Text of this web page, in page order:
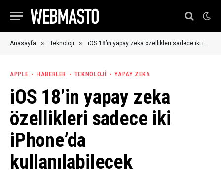
Anasayfa » Teknoloji » iOS 18’in yapay zeka özellikleri sadece iki iPhone’da kullanılabilecek
APPLE HABERLER TEKNOLOJI YAPAY ZEKA
iOS 18’in yapay zeka
özellikleri sadece iki
iPhone’da
kullanılabilecek